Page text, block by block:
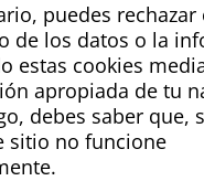
puedes rechazar
de los datos o la
estas cookies
apropiada de tu
debes saber que,
sitio no funcione